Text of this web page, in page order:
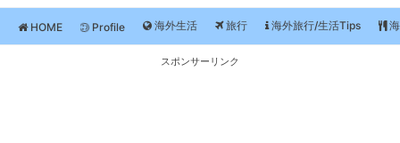
HOME Profile 海外生活 旅行 海外旅行/生活Tips
スポンサーリンク